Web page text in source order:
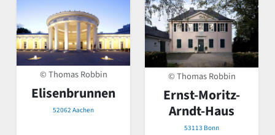
© Thomas Robbin
Elisenbrunnen
52062 Aachen
© Thomas Robbin
Ernst-Moritz-
Arndt-Haus
53113 Bonn